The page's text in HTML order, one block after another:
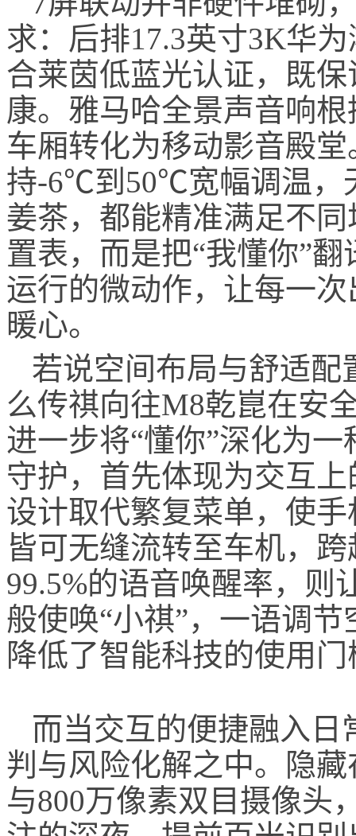
求：后排17.3英寸3K华
合莱茵低蓝光认证，既
康。雅马哈全景声音响
车厢转化为移动影音殿
持-6℃到50℃宽幅调温，
姜茶，都能精准满足不
置表，而是把“我懂你”
运行的微动作，让每一
暖心。
若说空间布局与舒适配
么传祺向往M8乾崑在安
进一步将“懂你”深化为
守护，首先体现为交互
设计取代繁复菜单，使
皆可无缝流转至车机，
99.5%的语音唤醒率，则
般使唤“小祺”，一语调
降低了智能科技的使用门
而当交互的便捷融入日
判与风险化解之中。隐
与800万像素双目摄像头